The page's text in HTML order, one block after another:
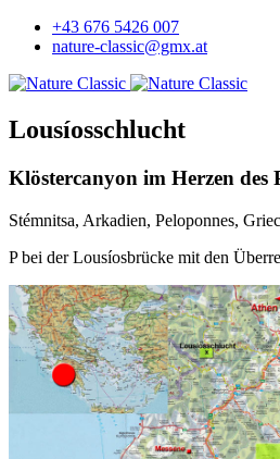
+43 676 5426 007
nature-classic@gmx.at
Lousíosschlucht
Klöstercanyon im Herzen des
Stémnitsa, Arkadien, Peloponnes,
P bei der Lousíosbrücke mit den